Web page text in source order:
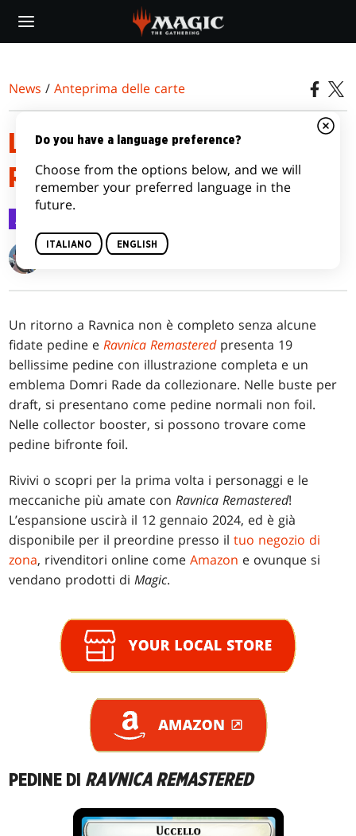
main
News /Anteprima delle carte
LE PEDINE DI RAVNICA
REMASTERED
Anteprima delle carte
Kendall Pepple
Un ritorno a Ravnica non è completo senza alcune
fidate pedine eRavnica Remasteredpresenta 19
bellissime pedine con illustrazione completa e un
emblema Domri Rade da collezionare. Nelle buste per
draft, si presentano come pedine normali non foil.
Nelle collector booster, si possono trovare come
pedine bifronte foil.
Rivivi o scopri per la prima volta i personaggi e le
meccaniche più amate conRavnica Remastered!
L’espansione uscirà il 12 gennaio 2024, ed è già
disponibile per il preordine presso iltuo negozio di
zona, rivenditori online comeAmazon e ovunque si
vendano prodotti diMagic.
PEDINE DI RAVNICA REMASTERED
Do you have a language preference?
Choose from the options below, and we will
remember your preferred language in the
future.
ITALIANO ENGLISH